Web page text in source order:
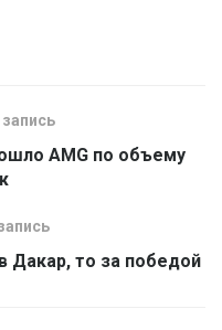
AMG по объему
Дакар, то за победой